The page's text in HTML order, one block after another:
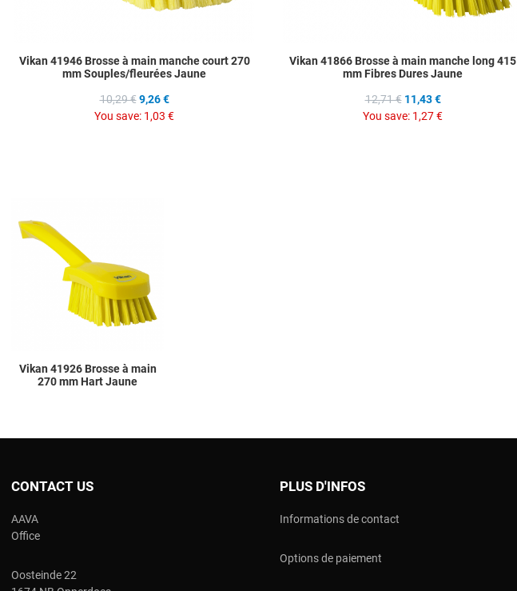
Vikan 41946 Brosse à main manche court 270
mm Souples/fleurées Jaune
10,29 € 9,26 €
You save: 1,03 €
Vikan 41866 Brosse à main manche long 415
mm Fibres Dures Jaune
12,71 € 11,43 €
You save: 1,27 €
Vikan 41926 Brosse à main
270 mm Hart Jaune
CONTACT US
AAVA
Office
Oosteinde 22
PLUS D'INFOS
Informations de contact
Options de paiement